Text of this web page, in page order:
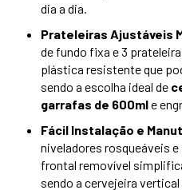
dia a dia.
Prateleiras Ajustáveis
de fundo fixa e 3
plástica resistente que
sendo a escolha ideal de
garrafas de 600mle
Fácil Instalação e
niveladores rosqueáveis
frontal removível
sendo a cervejeira